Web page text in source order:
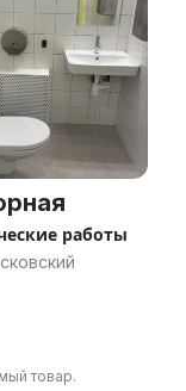
работы
товар.